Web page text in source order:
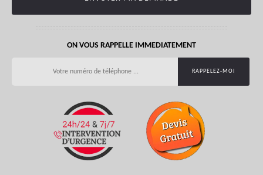
ON VOUS RAPPELLE IMMEDIATEMENT